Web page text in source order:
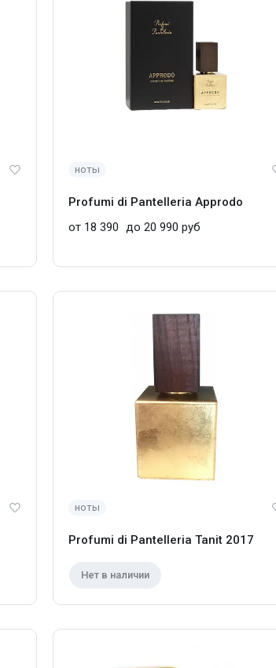
ноты
Profumi di Pantelleria Approdo
от 18 390
до 20 990 руб
Нет в наличии
ноты
Profumi di Pantelleria Tanit 2017